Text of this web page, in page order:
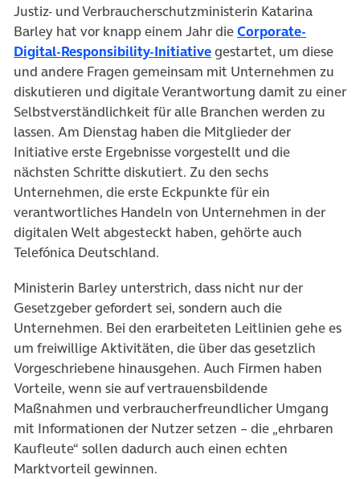
Justiz- und Verbraucherschutzministerin Katarina
Barley hat vor knapp einem Jahr dieCorporate-
Digital-Responsibility-Initiativegestartet, um diese
und andere Fragen gemeinsam mit Unternehmen zu
diskutieren und digitale Verantwortung damit zu einer
Selbstverständlichkeit für alle Branchen werden zu
lassen. Am Dienstag haben die Mitglieder der
Initiative erste Ergebnisse vorgestellt und die
nächsten Schritte diskutiert. Zu den sechs
Unternehmen, die erste Eckpunkte für ein
verantwortliches Handeln von Unternehmen in der
digitalen Welt abgesteckt haben, gehörte auch
Telefónica Deutschland.
Ministerin Barley unterstrich, dass nicht nur der
Gesetzgeber gefordert sei, sondern auch die
Unternehmen. Bei den erarbeiteten Leitlinien gehe es
um freiwillige Aktivitäten, die über das gesetzlich
Vorgeschriebene hinausgehen. Auch Firmen haben
Vorteile, wenn sie auf vertrauensbildende
Maßnahmen und verbraucherfreundlicher Umgang
mit Informationen der Nutzer setzen – die „ehrbaren
Kaufleute“ sollen dadurch auch einen echten
Marktvorteil gewinnen.